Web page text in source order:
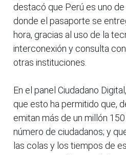
destacó que Perú es uno
donde el pasaporte se
hora, gracias al uso de la
interconexión y consulta
otras instituciones.
En el panel Ciudadano
que esto ha permitido que,
emitan más de un millón
número de ciudadanos; y
las colas y los tiempos de